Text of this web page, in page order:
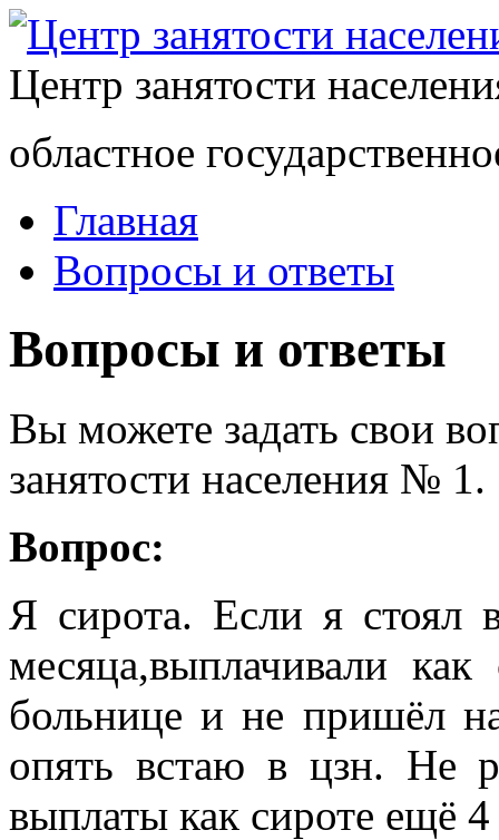
Центр занятости
областное
Главная
Вопросы и ответы
Вопросы и ответы
Вы можете задать свои
занятости населения № 1.
Вопрос:
Я сирота. Если я стоял
месяца,выплачивали
больнице и не пришёл
опять встаю в цзн. Не
выплаты как сироте ещё